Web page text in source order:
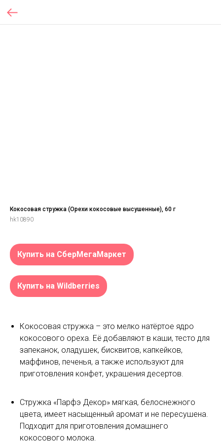
Кокосовая стружка (Орехи кокосовые высушенные), 60 г
hk10890
Купить на СберМегаМаркет
Купить на Wildberries
Кокосовая стружка – это мелко натёртое ядро
кокосового ореха. Её добавляют в каши, тесто для
запеканок, оладушек, бисквитов, капкейков,
маффинов, печенья, а также используют для
приготовления конфет, украшения десертов.
Стружка «Парфэ Декор» мягкая, белоснежного
цвета, имеет насыщенный аромат и не пересушена.
Подходит для приготовления домашнего
кокосового молока.